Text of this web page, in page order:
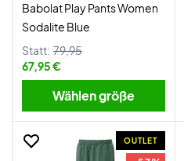
Babolat Play Pants Women
Sodalite Blue
Statt: 79,95
67,95 €
Wählen größe
OUTLET